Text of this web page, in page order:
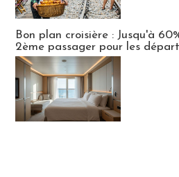
Bon plan croisière : Jusqu'à
2ème passager pour les